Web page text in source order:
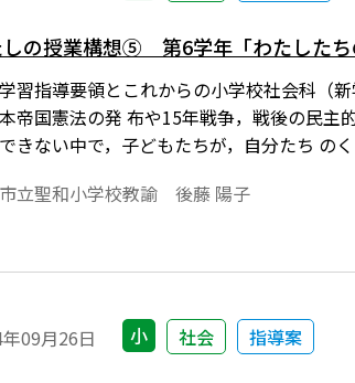
の授業構想⑤ 第6学年「わたしたち
学習指導要領とこれからの小学校社会科（
帝国憲法の発 布や15年戦争，戦後の民主
きない中で，子どもたちが，自分たち の
立聖和小学校教諭 後藤 陽子
09月26日 小 社会 指導案